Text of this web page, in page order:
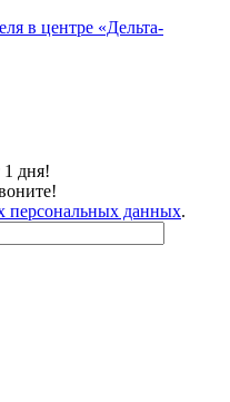
дня!
персональных данных.